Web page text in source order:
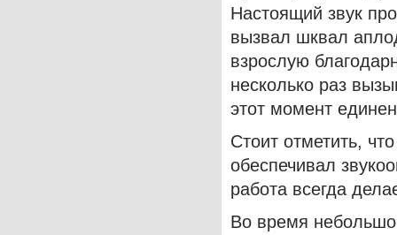
Настоящий звук
вызвал шквал
взрослую
несколько раз
этот момент
Стоит отметить,
обеспечивал
работа всегда
Во время